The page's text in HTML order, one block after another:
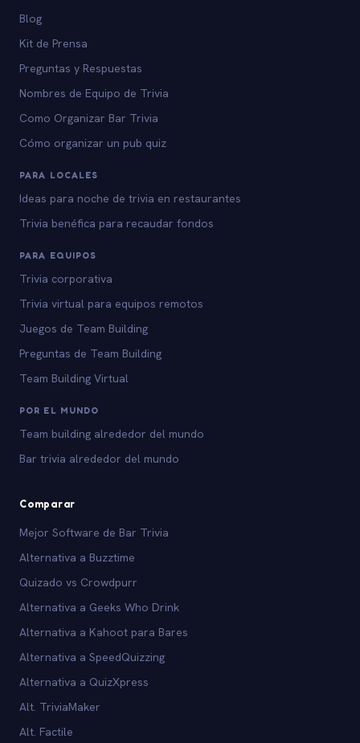
Blog
Kit de Prensa
Preguntas y Respuestas
Nombres de Equipo de Trivia
Como Organizar Bar Trivia
Cómo organizar un pub quiz
PARA LOCALES
Ideas para noche de trivia en restaurantes
Trivia benéfica para recaudar fondos
PARA EQUIPOS
Trivia corporativa
Trivia virtual para equipos remotos
Juegos de Team Building
Preguntas de Team Building
Team Building Virtual
POR EL MUNDO
Team building alrededor del mundo
Bar trivia alrededor del mundo
Comparar
Mejor Software de Bar Trivia
Alternativa a Buzztime
Quizado vs Crowdpurr
Alternativa a Geeks Who Drink
Alternativa a Kahoot para Bares
Alternativa a SpeedQuizzing
Alternativa a QuizXpress
Alt. TriviaMaker
Alt. Factile